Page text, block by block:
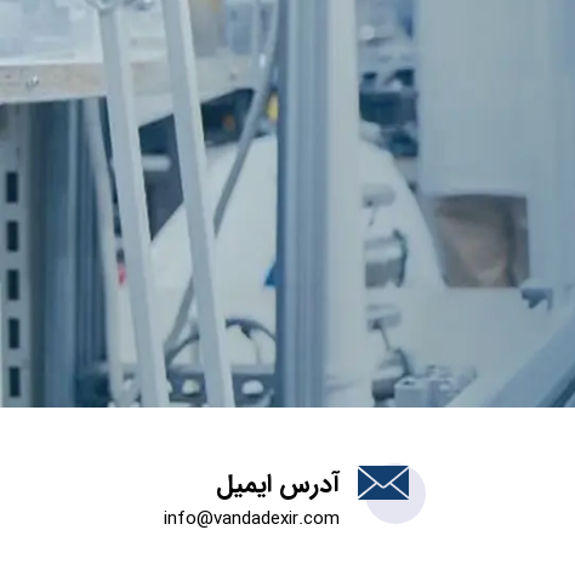
info@vandadexir.com
آدرس ایمیل